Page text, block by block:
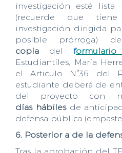
investigación esté lista
(recuerde que
investigación dirigida
posible prórroga)
copia del f
Estudiantiles, María
el Articulo N°36 del
estudiante deberá de
del proyecto con
días hábilesde
defensa pública
6. Posterior a de la